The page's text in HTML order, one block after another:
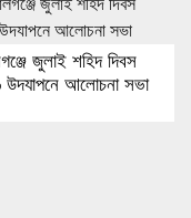
জুলাই শহিদ দিবস
আলোচনা সভা